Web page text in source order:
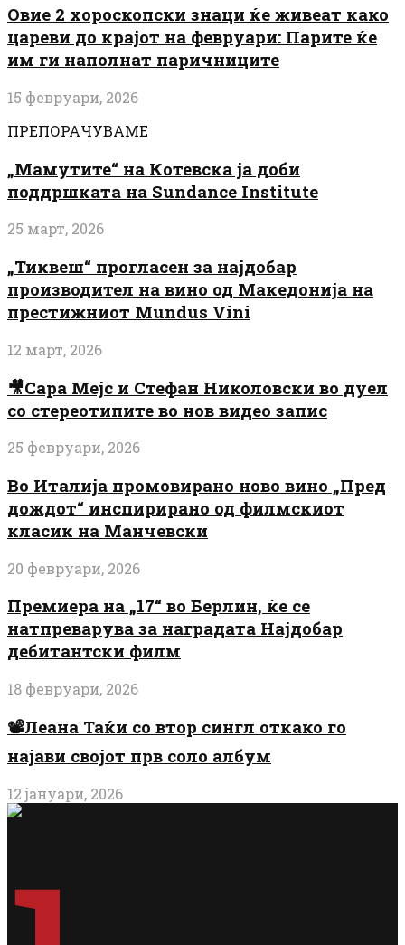
Овие 2 хороскопски знаци ќе живеат како
цареви до крајот на февруари: Парите ќе
им ги наполнат паричниците
15 февруари, 2026
ПРЕПОРАЧУВАМЕ
„Мамутите“ на Котевска ја доби
поддршката на Sundance Institute
25 март, 2026
„Тиквеш“ прогласен за најдобар
производител на вино од Македонија на
престижниот Mundus Vini
12 март, 2026
🎥Сара Мејс и Стефан Николовски во дуел
со стереотипите во нов видео запис
25 февруари, 2026
Во Италија промовирано ново вино „Пред
дождот“ инспирирано од филмскиот
класик на Манчевски
20 февруари, 2026
Премиера на „17“ во Берлин, ќе се
натпреварува за наградата Најдобар
дебитантски филм
18 февруари, 2026
📽️Леана Таќи со втор сингл откако го
најави својот прв соло албум
12 јануари, 2026